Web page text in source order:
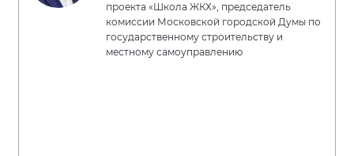
проекта «Школа ЖКХ», председатель
комиссии Московской городской Думы по
государственному строительству и
местному самоуправлению